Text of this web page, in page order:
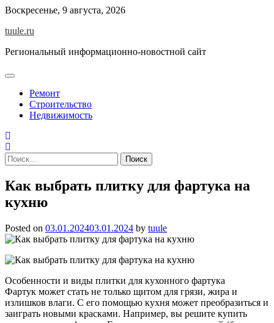
Skip
content
Воскресенье, 9 августа, 2026
tuule.ru
Региональный информационно-новостной сайт
Ремонт
Строительство
Недвижимость
Найти:
Как выбрать плитку для фартука на
кухню
Posted on 03.01.202403.01.2024 by tuule
Особенности и виды плитки для кухонного фартука
Фартук может стать не только щитом для грязи, жира и
излишков влаги. С его помощью кухня может преобразиться и
заиграть новыми красками. Например, вы решите купить